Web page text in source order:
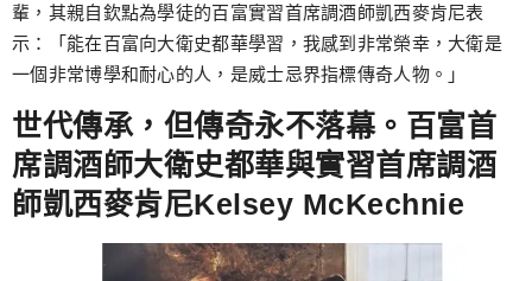
輩，其親自欽點為學徒的百富實習首席調酒師凱西麥肯尼表
示：「能在百富向大衛史都華學習，我感到非常榮幸，大衛是
一個非常博學和耐心的人，是威士忌界指標傳奇人物。」
世代傳承，但傳奇永不落幕。百富首
席調酒師大衛史都華與實習首席調酒
師凱西麥肯尼Kelsey McKechnie